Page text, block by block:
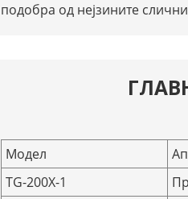
подобра од нејзините
Модел
TG-200X-1